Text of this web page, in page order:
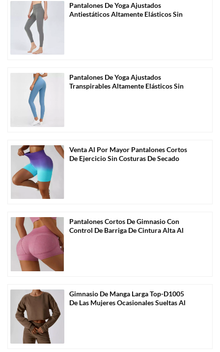
Pantalones De Yoga Ajustados
Antiestáticos Altamente Elásticos Sin
Pantalones De Yoga Ajustados
Transpirables Altamente Elásticos Sin
Venta Al Por Mayor Pantalones Cortos
De Ejercicio Sin Costuras De Secado
Pantalones Cortos De Gimnasio Con
Control De Barriga De Cintura Alta Al
Gimnasio De Manga Larga Top-D1005
De Las Mujeres Ocasionales Sueltas Al